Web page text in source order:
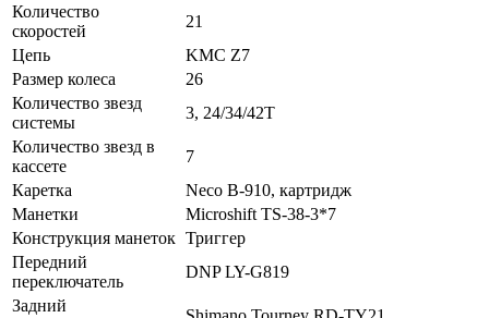
Количество
скоростей
21
Цепь
KMC Z7
Размер колеса
26
Количество звезд
системы
3, 24/34/42T
Количество звезд в
кассете
7
Каретка
Neco B-910, картридж
Манетки
Microshift TS-38-3*7
Конструкция манеток Триггер
Передний
переключатель
DNP LY-G819
Задний